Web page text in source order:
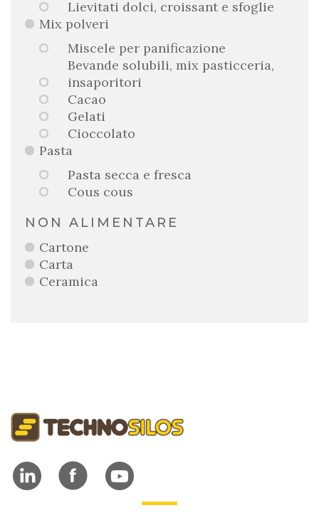
Lievitati dolci, croissant e sfoglie
Mix polveri
Miscele per panificazione
Bevande solubili, mix pasticceria,
insaporitori
Cacao
Gelati
Cioccolato
Pasta
Pasta secca e fresca
Cous cous
NON ALIMENTARE
Cartone
Carta
Ceramica